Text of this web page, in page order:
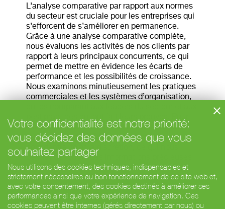
L’analyse comparative par rapport aux normes
du secteur est cruciale pour les entreprises qui
s’efforcent de s’améliorer en permanence.
Grâce à une analyse comparative complète,
nous évaluons les activités de nos clients par
rapport à leurs principaux concurrents, ce qui
permet de mettre en évidence les écarts de
performance et les possibilités de croissance.
Nous examinons minutieusement les pratiques
commerciales et les systèmes d’organisation,
best practices qui ont fait leurs preuves. Pour
les missions très sensibles, des accords de
non-divulgation (NDA) garantissent la
confidentialité et la discrétion, ce qui nous
permet de fournir des informations précieuses
tout en protégeant les intérêts de nos clients.
< Etude de perception des Audit des parties
Votre confidentialité est notre priorité:
vous décidez des données que vous
souhaitez partager
Nous utilisons des cookies techniques, indispensables et
strictement nécessaires au bon fonctionnement de ce site web et,
avec votre consentement, des cookies destinés à améliorer ses
performances ainsi que votre expérience de navigation. Ces
cookies peuvent être internes (gérés directement par nous) ou